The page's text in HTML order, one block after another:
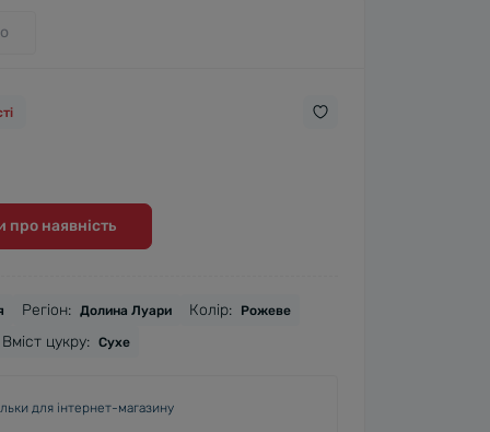
про наявність
Регіон: Долина Луари Колір: Рожеве
Вміст цукру: Сухе
для інтернет-магазину